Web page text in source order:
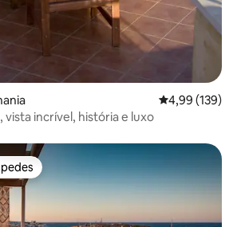
4,99 de uma
4,99 (139)
vista incrível, história e luxo